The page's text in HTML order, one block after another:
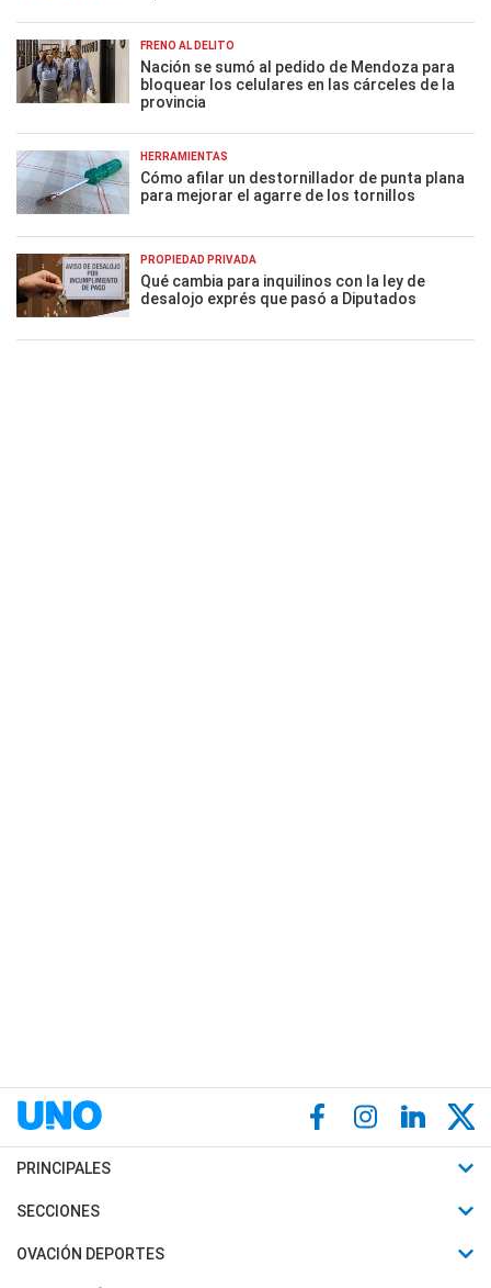
FRENO AL DELITO
Nación se sumó al pedido de Mendoza para
bloquear los celulares en las cárceles de la
provincia
HERRAMIENTAS
Cómo afilar un destornillador de punta plana
para mejorar el agarre de los tornillos
PROPIEDAD PRIVADA
Qué cambia para inquilinos con la ley de
desalojo exprés que pasó a Diputados
PRINCIPALES
Últimas Noticias
Política
SECCIONES
Horóscopo
OVACIÓN DEPORTES